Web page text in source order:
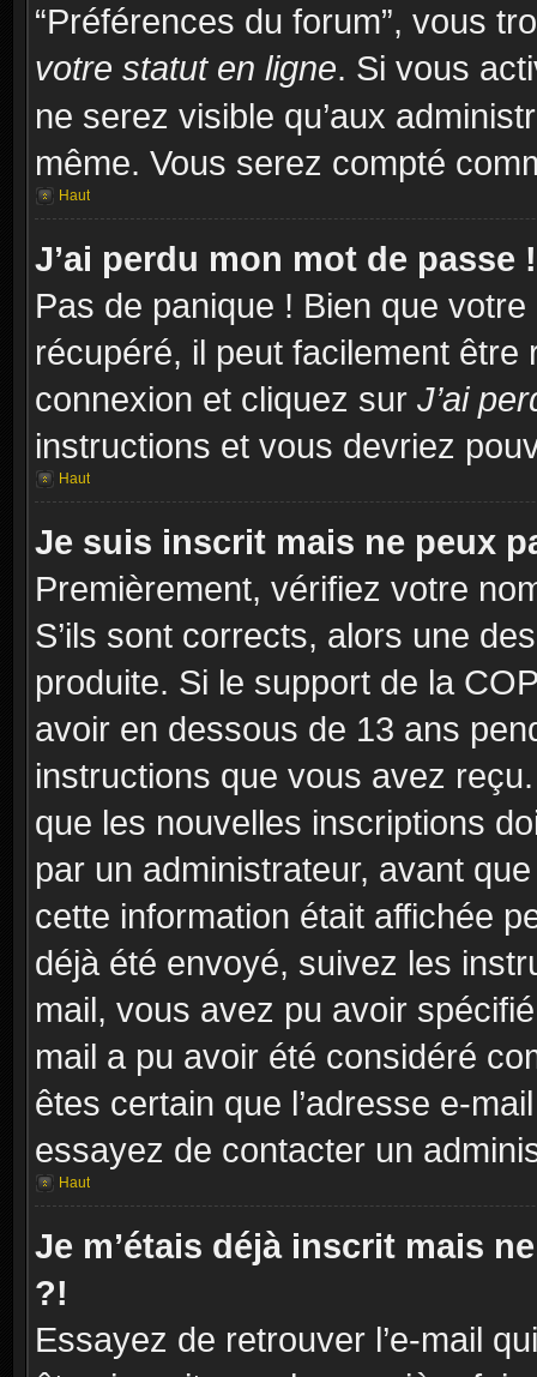
“Préférences du forum”, vous
votre statut en ligne. Si vous
ne serez visible qu’aux
même. Vous serez compté
Haut
J’ai perdu mon mot de passe !
Pas de panique ! Bien que
récupéré, il peut facilement
connexion et cliquez sur J’ai
instructions et vous devriez
Haut
Je suis inscrit mais ne peux
Premièrement, vérifiez votre
S’ils sont corrects, alors une
produite. Si le support de la
avoir en dessous de 13 ans
instructions que vous avez
que les nouvelles inscriptions
par un administrateur, avant
cette information était affichée
déjà été envoyé, suivez les
mail, vous avez pu avoir
mail a pu avoir été considéré
êtes certain que l’adresse e-
essayez de contacter un
Haut
Je m’étais déjà inscrit mais
?!
Essayez de retrouver l’e-mail